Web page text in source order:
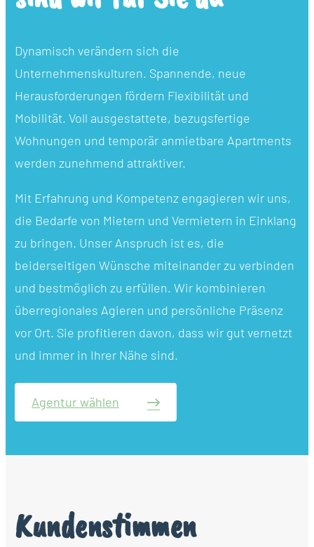
Dynamisch verändern sich die
Unternehmenskulturen. Spannende, neue
Herausforderungen fördern Flexibilität und
Mobilität. Voll ausgestattete, bezugsfertige
Wohnungen und temporär anmietbare Apartments
werden zunehmend attraktiver.
Mit Erfahrung und Kompetenz engagieren wir uns,
die Bedarfe von Mietern und Vermietern in Einklang
zu bringen. Unser Anspruch ist es, die
beiderseitigen Wünsche miteinander zu verbinden
und bestmöglich zu erfüllen. Wir kombinieren
überregionales Agieren und persönliche Präsenz
vor Ort. Sie profitieren davon, dass wir gut vernetzt
und immer in Ihrer Nähe sind.
Agentur wählen
Kundenstimmen